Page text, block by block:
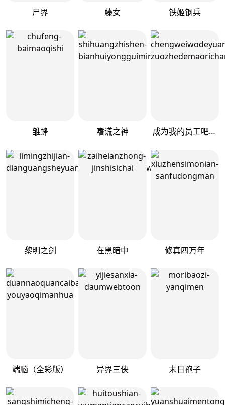
尸界 藤女 铁姬钢兵
雏蜂 嗜谎之神 成为我的员工吧！这里是老板以外全员丧尸的末世派遣公司！
黎明之剑 在黑暗中 修真四万年
端脑（全彩版） 异界三侠 末日孢子